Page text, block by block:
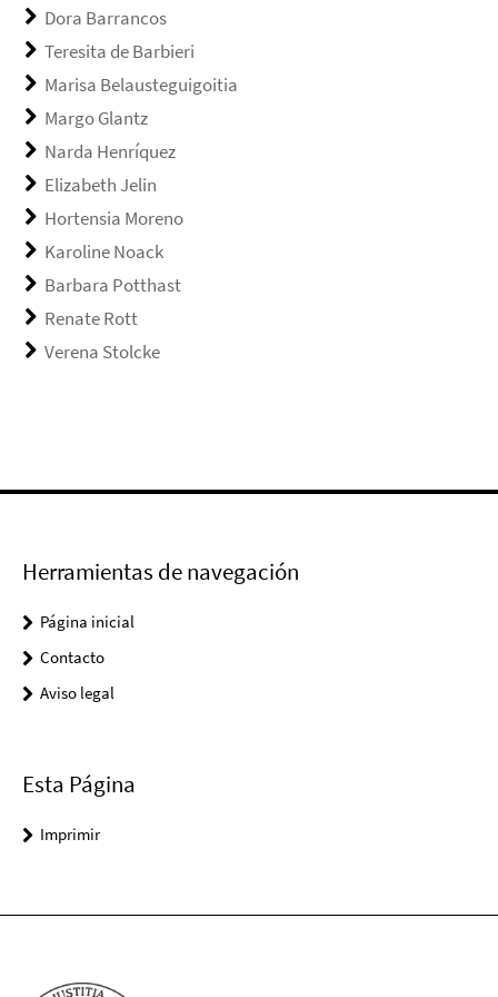
Dora Barrancos
Teresita de Barbieri
Marisa Belausteguigoitia
Margo Glantz
Narda Henríquez
Elizabeth Jelin
Hortensia Moreno
Karoline Noack
Barbara Potthast
Renate Rott
Verena Stolcke
Herramientas de navegación
Página inicial
Contacto
Aviso legal
Esta Página
Imprimir